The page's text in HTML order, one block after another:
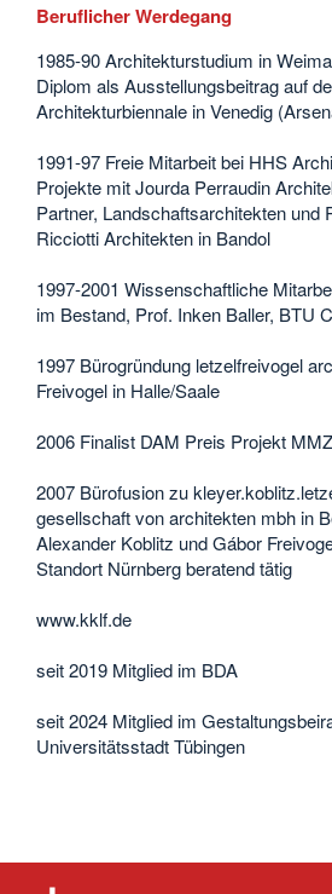
Beruflicher Werdegang
1985-90 Architekturstudium in
Diplom als Ausstellungsbeitrag auf
Architekturbiennale in Venedig
1991-97 Freie Mitarbeit bei HHS
Projekte mit Jourda Perraudin
Partner, Landschaftsarchitekten und
Ricciotti Architekten in Bandol
1997-2001 Wissenschaftliche
im Bestand, Prof. Inken Baller, BTU
1997 Bürogründung letzelfreivogel
Freivogel in Halle/Saale
2006 Finalist DAM Preis Projekt
2007 Bürofusion zu
gesellschaft von architekten mbh in
Alexander Koblitz und Gábor
Standort Nürnberg beratend tätig
www.kklf.de
seit 2019 Mitglied im BDA
seit 2024 Mitglied im
Universitätsstadt Tübingen